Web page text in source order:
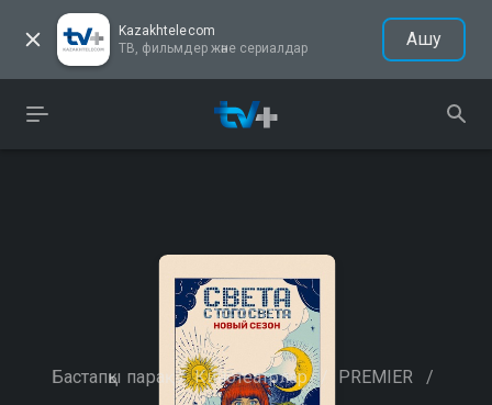
Kazakhtelecom
ТВ, фильмдер және сериалдар
Ашу
Бастапқы парақ / Кинотеатрлар PREMIER /